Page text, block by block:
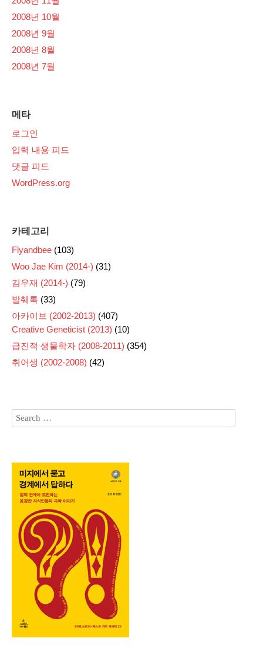
2008년 10월
2008년 9월
2008년 8월
2008년 7월
메타
로그인
입력 내용 피드
댓글 피드
WordPress.org
카테고리
Flyandbee (103)
Woo Jae Kim (2014-) (31)
김우재 (2014-) (79)
발췌록 (33)
아카이브 (2002-2013) (407)
Creative Geneticist (2013) (10)
급진적 생물학자 (2008-2011) (354)
취어생 (2002-2008) (42)